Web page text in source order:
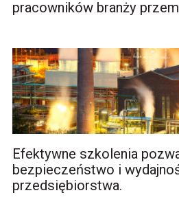
pracowników branży
Efektywne szkolenia
bezpieczeństwo i
przedsiębiorstwa.